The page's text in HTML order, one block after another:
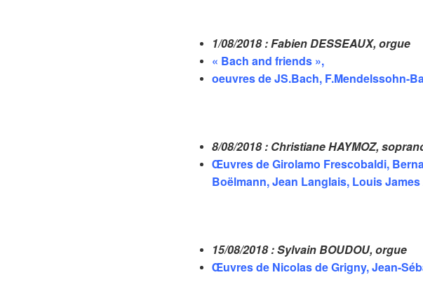
1/08/2018 : Fabien DESSEAUX, orgue
« Bach and friends »,
oeuvres de JS.Bach, F.Mendelssohn-
8/08/2018 : Christiane HAYMOZ,
Œuvres de Girolamo Frescobaldi,
Boëlmann, Jean Langlais, Louis
15/08/2018 : Sylvain BOUDOU, orgue
Œuvres de Nicolas de Grigny, Jean-